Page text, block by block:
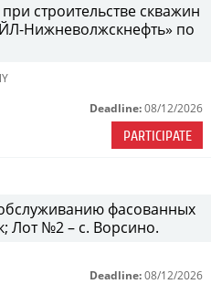
строительстве скважин
Нижневолжскнефть» по
Deadline: 08/12/2026
PARTICIPATE
обслуживанию фасованных
Лот №2 – с. Ворсино.
Deadline: 08/12/2026